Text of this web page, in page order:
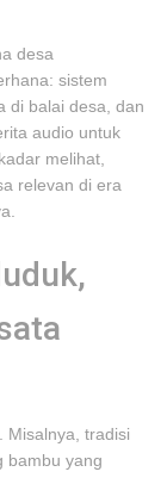
desa
sistem
di balai desa, dan
audio untuk
melihat,
relevan di era
Misalnya, tradisi
bambu yang